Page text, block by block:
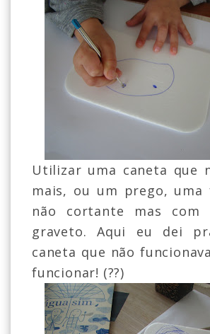
Utilizar uma caneta que
mais, ou um prego, uma
não cortante mas com
graveto. Aqui eu dei
caneta que não
funcionar! (??)